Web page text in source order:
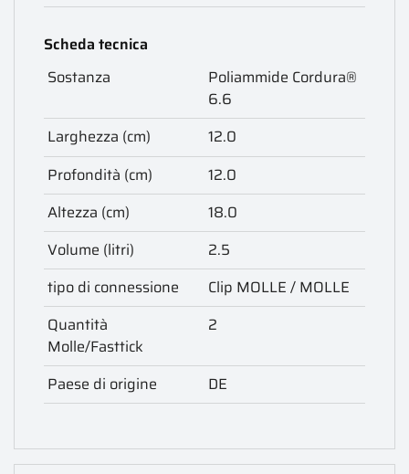
Scheda tecnica
Sostanza
Poliammide Cordura®
6.6
Larghezza (cm)
12.0
Profondità (cm)
12.0
Altezza (cm)
18.0
Volume (litri)
2.5
tipo di connessione
Clip MOLLE / MOLLE
Quantità
Molle/Fasttick
2
Paese di origine DE